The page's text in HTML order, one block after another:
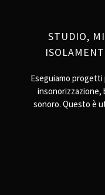
STUDIO,
Eseguiamo
sonoro. Questo è